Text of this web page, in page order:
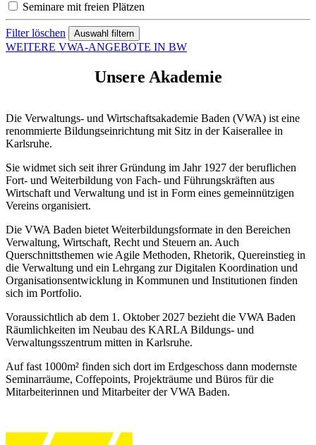
Seminare mit freien Plätzen
Filter löschen
WEITERE VWA-ANGEBOTE IN BW
Unsere Akademie
Die Verwaltungs- und Wirtschaftsakademie Baden (VWA) ist eine
renommierte Bildungseinrichtung mit Sitz in der Kaiserallee in
Karlsruhe.
Sie widmet sich seit ihrer Gründung im Jahr 1927 der beruflichen
Fort- und Weiterbildung von Fach- und Führungskräften aus
Wirtschaft und Verwaltung und ist in Form eines gemeinnützigen
Vereins organisiert.
Die VWA Baden bietet Weiterbildungsformate in den Bereichen
Verwaltung, Wirtschaft, Recht und Steuern an. Auch
Querschnittsthemen wie Agile Methoden, Rhetorik, Quereinstieg in
die Verwaltung und ein Lehrgang zur Digitalen Koordination und
Organisationsentwicklung in Kommunen und Institutionen finden
sich im Portfolio.
Voraussichtlich ab dem 1. Oktober 2027 bezieht die VWA Baden
Räumlichkeiten im Neubau des KARLA Bildungs- und
Verwaltungsszentrum mitten in Karlsruhe.
Auf fast 1000m² finden sich dort im Erdgeschoss dann modernste
Seminarräume, Coffepoints, Projekträume und Büros für die
Mitarbeiterinnen und Mitarbeiter der VWA Baden.